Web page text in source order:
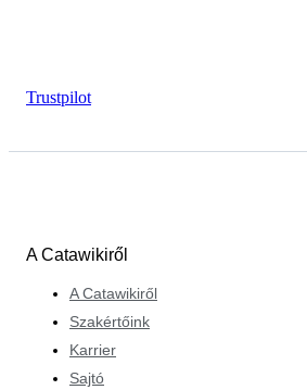
Trustpilot
A Catawikiről
A Catawikiről
Szakértőink
Karrier
Sajtó